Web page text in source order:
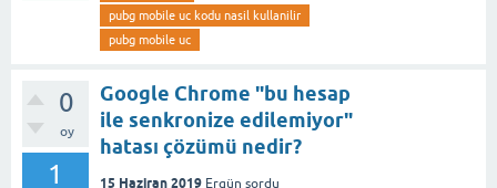
pubg mobile uc kodu nasil kullanilir
pubg mobile uc
0
oy
1
Google Chrome "bu hesap
ile senkronize edilemiyor"
hatası çözümü nedir?
15 Haziran 2019 Ergün sordu